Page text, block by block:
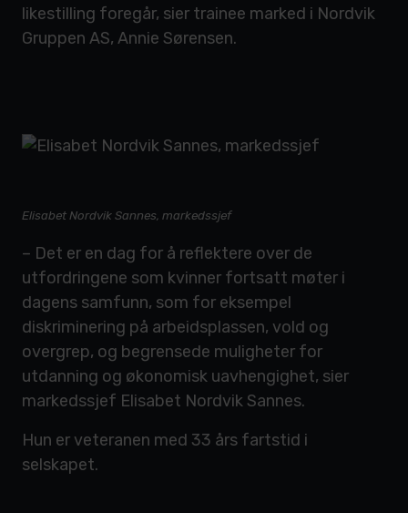
likestilling foregår, sier trainee marked i Nordvik
Gruppen AS, Annie Sørensen.
Elisabet Nordvik Sannes, markedssjef
– Det er en dag for å reflektere over de
utfordringene som kvinner fortsatt møter i
dagens samfunn, som for eksempel
diskriminering på arbeidsplassen, vold og
overgrep, og begrensede muligheter for
utdanning og økonomisk uavhengighet, sier
markedssjef Elisabet Nordvik Sannes.
Hun er veteranen med 33 års fartstid i
selskapet.